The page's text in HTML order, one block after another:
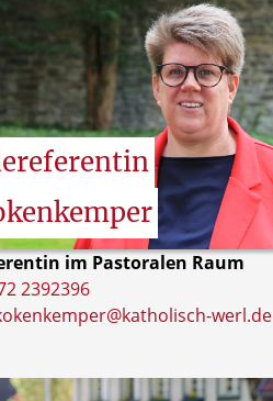
im Pastoralen Raum
2392396
werl.de